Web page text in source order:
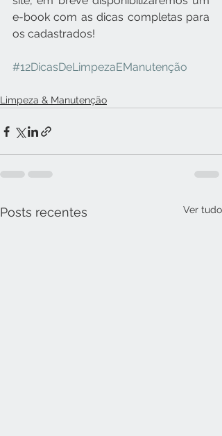
e-book com as dicas completas para
os cadastrados!
#12DicasDeLimpezaEManutenção
Limpeza & Manutenção
Posts recentes Ver tudo